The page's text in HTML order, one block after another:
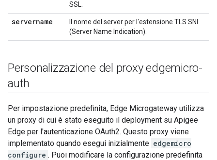
SSL.
servername
Il nome del server per l'estensione TLS SNI
(Server Name Indication).
Personalizzazione del proxy edgemicro-
auth
Per impostazione predefinita, Edge Microgateway utilizza
un proxy di cui è stato eseguito il deployment su Apigee
Edge per l'autenticazione OAuth2. Questo proxy viene
implementato quando esegui inizialmente edgemicro
configure . Puoi modificare la configurazione predefinita